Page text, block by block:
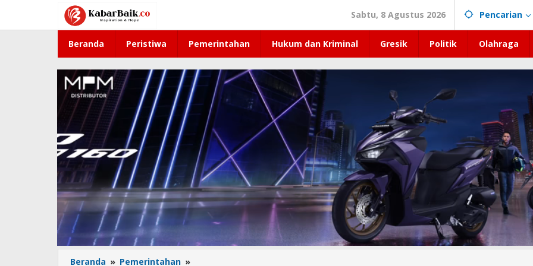
konten
Sabtu, 8 Agustus 2026 Pencarian
Beranda Peristiwa Pemerintahan Hukum dan Kriminal Gresik Politik Olahraga
Beranda » Pemerintahan »